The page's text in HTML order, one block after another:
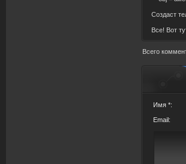
Создаст
Все! Вот
Всего
Имя *:
Email: